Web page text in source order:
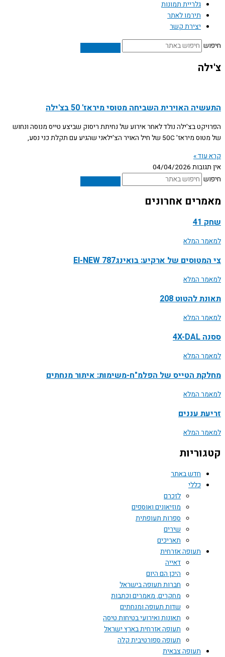
גלריית תמונות
תירמו לאתר
יצירת קשר
חיפוש
צ'ילה
התעשיה האוירית השביחה מטוסי מיראז' 50 בצ'ילה
הפרויקט בצ'ילה נולד לאחר אירוע של נחיתת ריסוק שביצע טייס מנוסה ונחוש
של מטוס מיראז' 50C של חיל האויר הצ'ילאני שהגיע עם תקלת כני נסע,
קרא עוד »
אין תגובות 04/04/2026
חיפוש
מאמרים אחרונים
שחק 41
למאמר המלא
צי המטוסים של ארקיע: בואינג787 EI-NEW
למאמר המלא
תאונת להטוט 208
למאמר המלא
ססנה 4X-DAL
למאמר המלא
מחלקת הטייס של הפלמ"ח-משימות: איתור מנחתים
למאמר המלא
זריעת עננים
למאמר המלא
קטגוריות
חדש באתר
כללי
לזכרם
מוזיאונים ואוספים
ספרות תעופתית
שירים
תאריכים
תעופה אזרחית
דאייה
היכן הם היום
חברות תעופה בישראל
מחקרים, מאמרים וכתבות
שדות תעופה ומנחתים
תאונות ואירועי בטיחות טיסה
תעופה אזרחית בארץ ישראל
תעופה ספורטיבית קלה
תעופה צבאית